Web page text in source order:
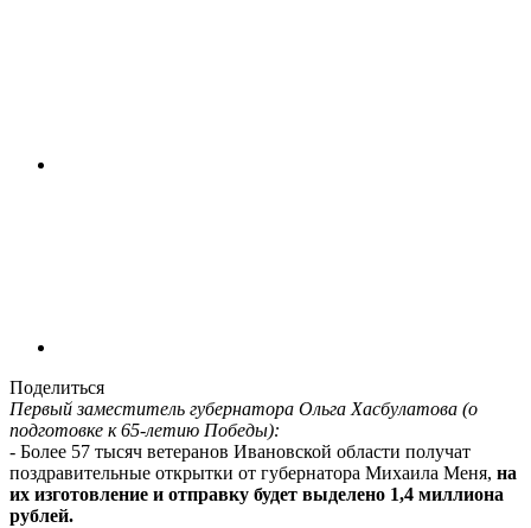
Поделиться
Первый заместитель губернатора Ольга Хасбулатова (о
подготовке к 65-летию Победы):
- Более 57 тысяч ветеранов Ивановской области получат
поздравительные открытки от губернатора Михаила Меня, на
их изготовление и отправку будет выделено 1,4 миллиона
рублей.